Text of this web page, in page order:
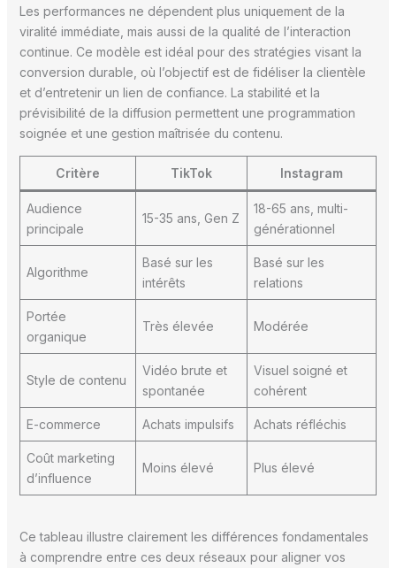
Les performances ne dépendent plus uniquement de la
viralité immédiate, mais aussi de la qualité de l’interaction
continue. Ce modèle est idéal pour des stratégies visant la
conversion durable, où l’objectif est de fidéliser la clientèle
et d’entretenir un lien de confiance. La stabilité et la
prévisibilité de la diffusion permettent une programmation
soignée et une gestion maîtrisée du contenu.
Critère TikTok Instagram
Audience
principale
15-35 ans, Gen Z
18-65 ans, multi-
générationnel
Algorithme
Basé sur les
intérêts
Basé sur les
relations
Portée
organique
Très élevée Modérée
Style de contenu
Vidéo brute et
spontanée
Visuel soigné et
cohérent
E-commerce Achats impulsifs Achats réfléchis
Coût marketing
d’influence
Moins élevé Plus élevé
Ce tableau illustre clairement les différences fondamentales
à comprendre entre ces deux réseaux pour aligner vos